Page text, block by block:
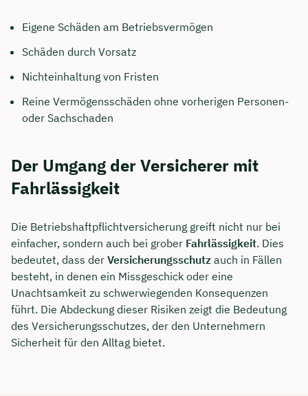
Eigene Schäden am Betriebsvermögen
Schäden durch Vorsatz
Nichteinhaltung von Fristen
Reine Vermögensschäden ohne vorherigen Personen-
oder Sachschaden
Der Umgang der Versicherer mit
Fahrlässigkeit
Die Betriebshaftpflichtversicherung greift nicht nur bei
einfacher, sondern auch bei grober Fahrlässigkeit. Dies
bedeutet, dass der Versicherungsschutz auch in Fällen
besteht, in denen ein Missgeschick oder eine
Unachtsamkeit zu schwerwiegenden Konsequenzen
führt. Die Abdeckung dieser Risiken zeigt die Bedeutung
des Versicherungsschutzes, der den Unternehmern
Sicherheit für den Alltag bietet.
Jetzt persönliches
Beratungsgespräch mit
Tobias Niendieck sichern 🤝